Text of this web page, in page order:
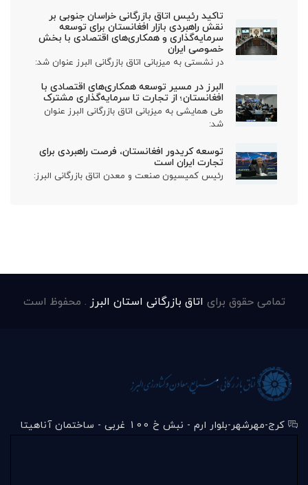
تاکید رئیس اتاق بازرگانی خراسان جنوبی بر
نقش راهبردی بازار افغانستان برای توسعه
سرمایه‌گذاری و همکاری‌های اقتصادی با بخش
خصوصی ایران
در نشستی به میزبانی اتاق بازرگانی البرز عنوان شد:
البرز در مسیر توسعه همکاری‌های اقتصادی با
افغانستان؛ از تجارت تا سرمایه‌گذاری مشترک
طی همایشی به میزبانی اتاق بازرگانی البرز عنوان
شد:
توسعه کریدور افغانستان، فرصت راهبردی برای
تجارت ایران است
رئیس کمیسیون صنعت و معدن اتاق بازرگانی البرز:
تمامی حقوق برای اتاق بازرگانی استان البرز . محفوظ است
کرج-مهرشهر-بلوار ارم - نبش خ 100 غربی - ساختمان آناهیتا